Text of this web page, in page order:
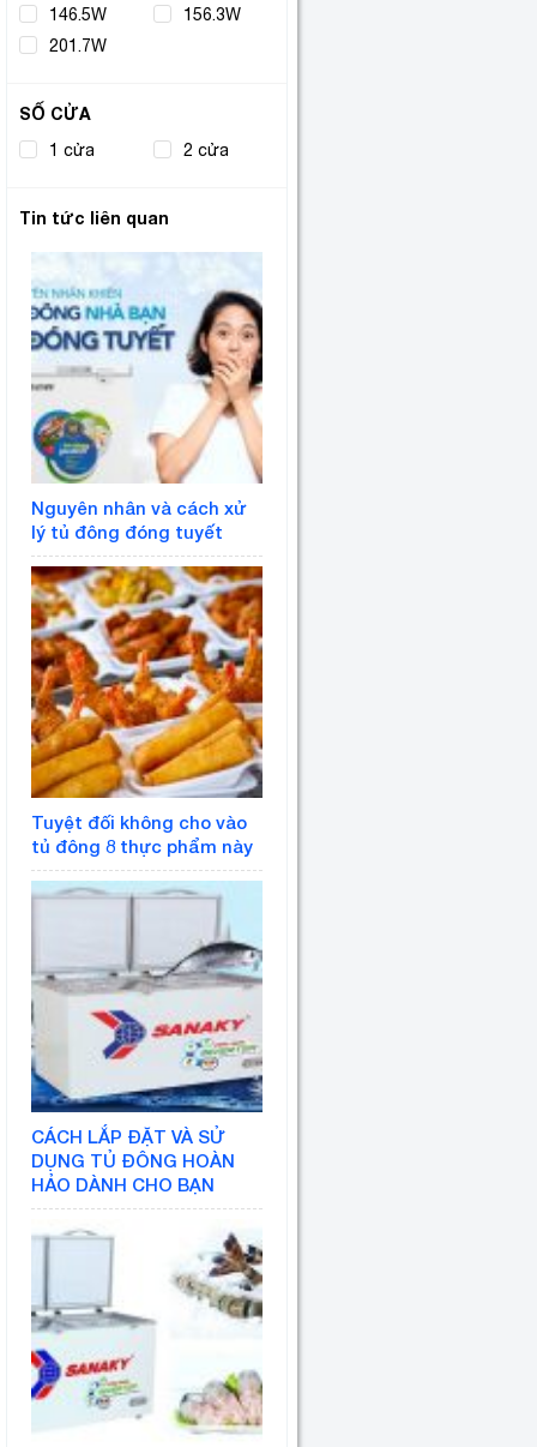
146.5W 156.3W
201.7W
SỐ CỬA
1 cửa 2 cửa
Tin tức liên quan
Nguyên nhân và cách xử
lý tủ đông đóng tuyết
Tuyệt đối không cho vào
tủ đông 8 thực phẩm này
CÁCH LẮP ĐẶT VÀ SỬ
DỤNG TỦ ĐÔNG HOÀN
HẢO DÀNH CHO BẠN